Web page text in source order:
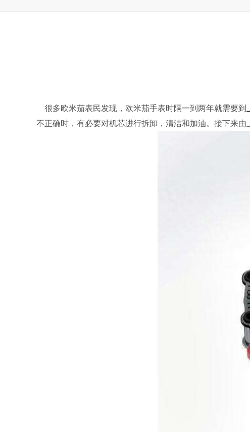
很多欧米茄表民发现，欧米茄手表时隔一到两年就需要到
不正确时，有必要对机芯进行拆卸，清洁和加油。接下来由